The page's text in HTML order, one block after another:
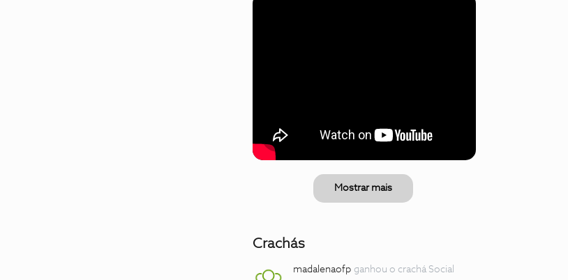
Mostrar mais
Crachás
madalenaofp ganhou o crachá Social